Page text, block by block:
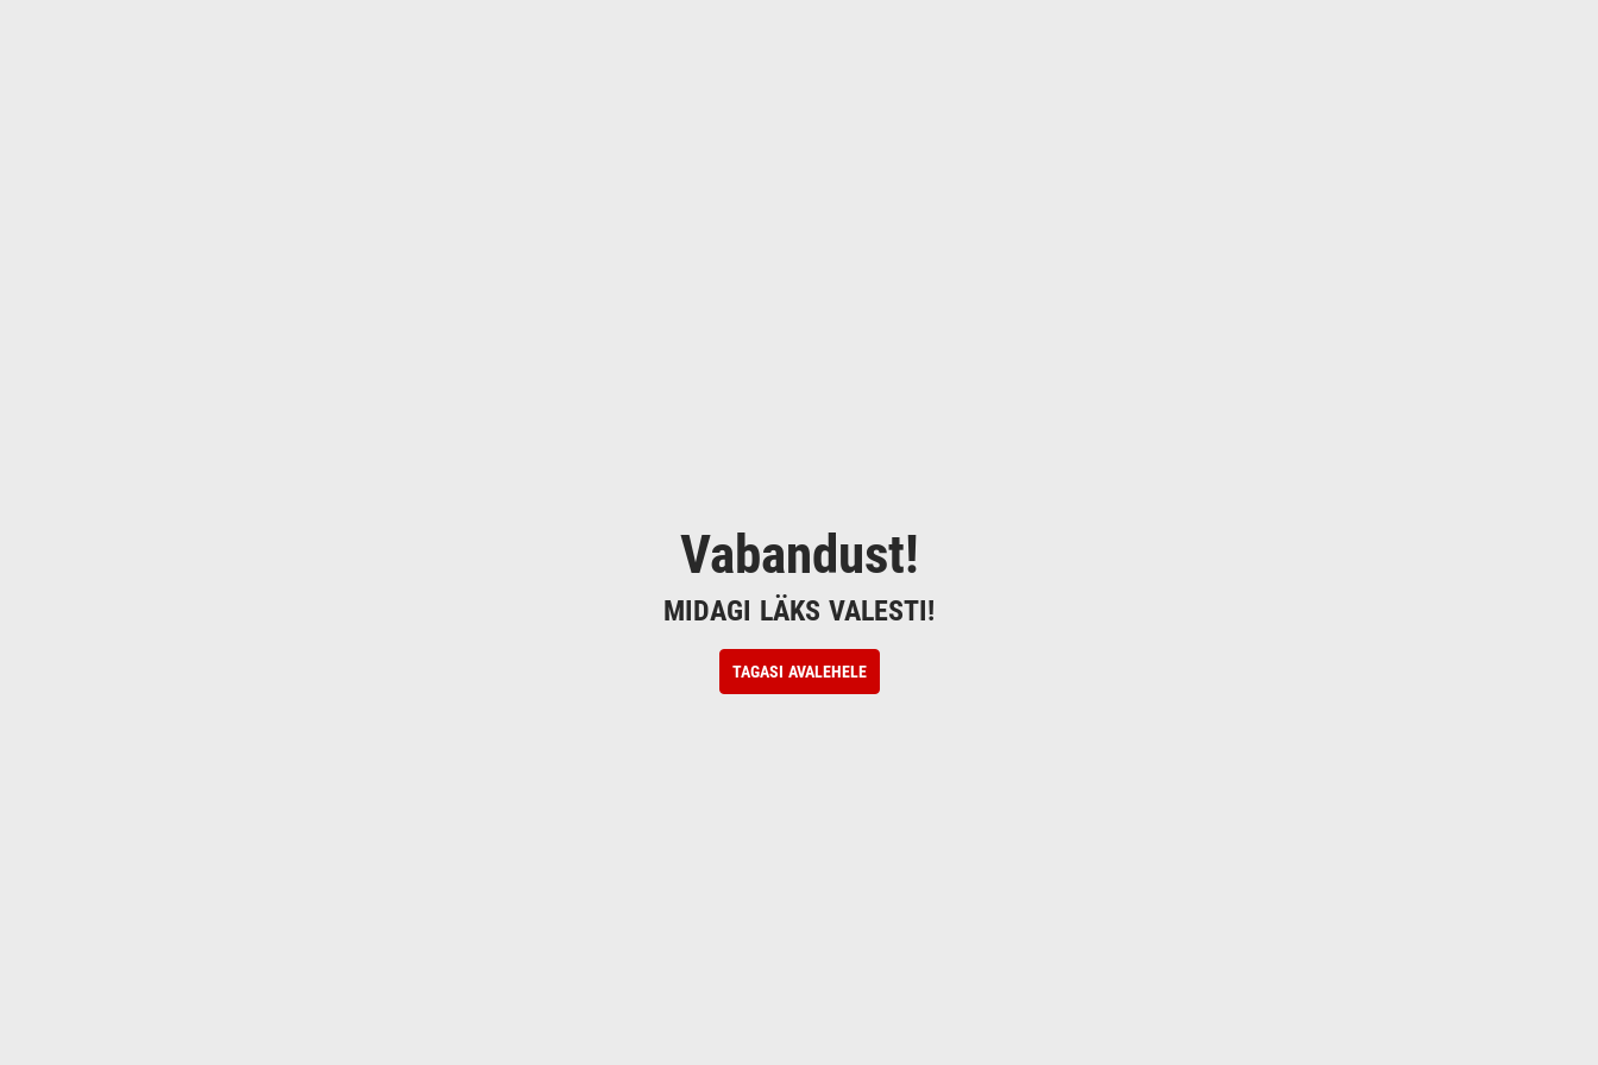
Vabandust!
MIDAGI LÄKS VALESTI!
TAGASI AVALEHELE